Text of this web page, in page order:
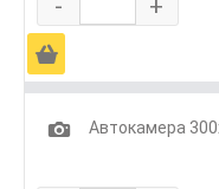
- +
Ä
1
Автокамера